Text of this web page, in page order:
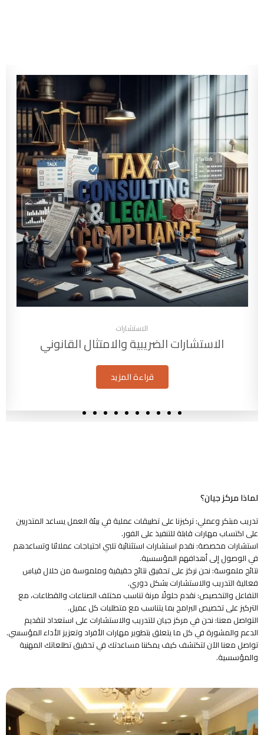
الاستشارات
الاستشارات الضريبية والامتثال القانوني
قراءة المزيد
لماذا مركز جيان؟
تدريب مبتكر وعملي: تركيزنا على تطبيقات عملية في بيئة العمل يساعد المتدربين
على اكتساب مهارات قابلة للتنفيذ على الفور.
استشارات مخصصة: نقدم استشارات استثنائية تلبي احتياجات عملائنا وتساعدهم
في الوصول إلى أهدافهم المؤسسية.
نتائج ملموسة: نحن نركز على تحقيق نتائج حقيقية وملموسة من خلال قياس
فعالية التدريب والاستشارات بشكل دوري.
التفاعل والتخصيص: نقدم حلولًا مرنة تناسب مختلف الصناعات والقطاعات، مع
التركيز على تخصيص البرامج بما يتناسب مع متطلبات كل عميل.
التواصل معنا: نحن في مركز جيان للتدريب والاستشارات على استعداد لتقديم
الدعم والمشورة في كل ما يتعلق بتطوير مهارات الأفراد وتعزيز الأداء المؤسسي.
تواصل معنا الآن لتكتشف كيف يمكننا مساعدتك في تحقيق تطلعاتك المهنية
والمؤسسية.